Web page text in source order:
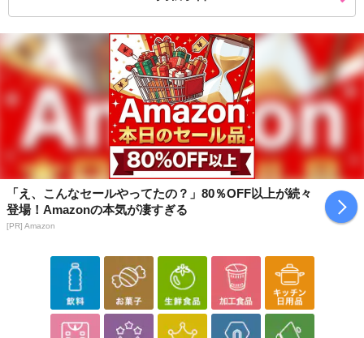
トの利用となります。
【発送・お届け・商品について】
※お申込み頂きました商品の同梱、お届けの日時指定はいたしかね
ます。
※会員様のご都合でお受取りいただけない場合、商品の再発送や返
金はいたしかねます。
また、お届け日時のご指定は、お受けできません。宅配業者からの
不在票にてご対応ください。
※発送予定日は前後する場合がございます。また商品によって発送
日が異なります。
※dショッピングサンプル百貨店よりお届けする商品は、ご利用いた
だいた後のご感想をいただくことを目的としており、転売等は固く
転売等、目的以外での利用が確認された場合は、サービス利用を停
止させていただきます。
「え、こんなセールやってたの？」80％OFF以上が続々
登場！Amazonの本気が凄すぎる
[PR] Amazon